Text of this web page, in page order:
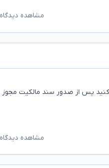
مشاهده
کنید پس از صدور سند مالکیت
مشاهده